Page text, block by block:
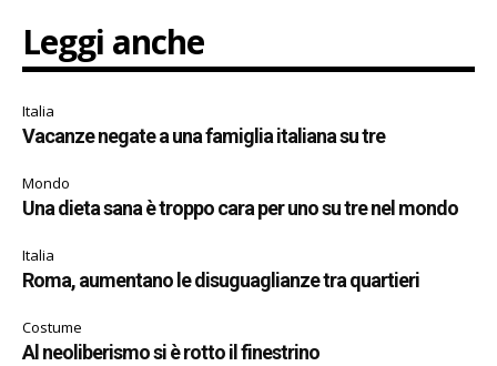
Leggi anche
Italia
Vacanze negate a una famiglia italiana su tre
Mondo
Una dieta sana è troppo cara per uno su tre nel mondo
Italia
Roma, aumentano le disuguaglianze tra quartieri
Costume
Al neoliberismo si è rotto il finestrino